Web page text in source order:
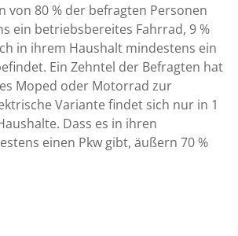
von 80 % der befragten Personen
ein betriebsbereites Fahrrad, 9 %
in ihrem Haushalt mindestens ein
Ein Zehntel der Befragten hat
Moped oder Motorrad zur
Variante findet sich nur in 1
Dass es in ihren
einen Pkw gibt, äußern 70 %